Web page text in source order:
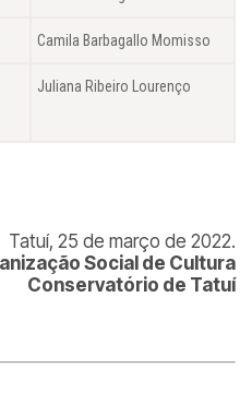
Camila Barbagallo Momisso
Juliana Ribeiro Lourenço
Tatuí, 25 de março de 2022.
Social de Cultura
Conservatório de Tatuí